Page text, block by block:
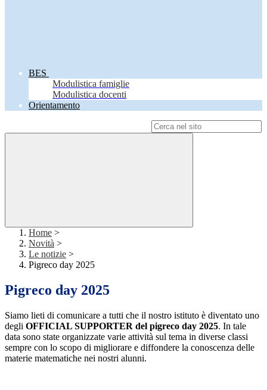
BES
Modulistica famiglie
Modulistica docenti
Orientamento
Home >
Novità >
Le notizie >
Pigreco day 2025
Pigreco day 2025
Siamo lieti di comunicare a tutti che il nostro istituto è diventato uno
degli OFFICIAL SUPPORTER del pigreco day 2025. In tale
data sono state organizzate varie attività sul tema in diverse classi
sempre con lo scopo di migliorare e diffondere la conoscenza delle
materie matematiche nei nostri alunni.